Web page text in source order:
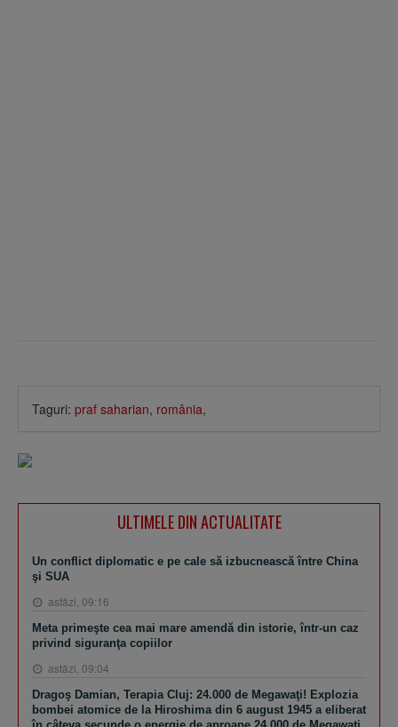
Taguri: praf saharian, românia,
ULTIMELE DIN ACTUALITATE
Un conflict diplomatic e pe cale să izbucnească între China
şi SUA
astăzi, 09:16
Meta primeşte cea mai mare amendă din istorie, într-un caz
privind siguranţa copiilor
astăzi, 09:04
Dragoş Damian, Terapia Cluj: 24.000 de Megawaţi! Explozia
bombei atomice de la Hiroshima din 6 august 1945 a eliberat